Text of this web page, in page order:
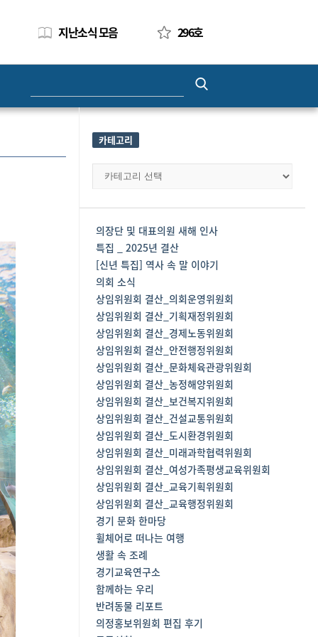
지난소식 모음 296호
카테고리
카
리
의장단 및 대표의원 새해 인사
특집 _ 2025년 결산
[신년 특집] 역사 속 말 이야기
의회 소식
상임위원회 결산_의회운영위원회
상임위원회 결산_기획재정위원회
상임위원회 결산_경제노동위원회
상임위원회 결산_안전행정위원회
상임위원회 결산_문화체육관광위원회
상임위원회 결산_농정해양위원회
상임위원회 결산_보건복지위원회
상임위원회 결산_건설교통위원회
상임위원회 결산_도시환경위원회
상임위원회 결산_미래과학협력위원회
상임위원회 결산_여성가족평생교육위원회
상임위원회 결산_교육기획위원회
상임위원회 결산_교육행정위원회
경기 문화 한마당
휠체어로 떠나는 여행
생활 속 조례
경기교육연구소
함께하는 우리
반려동물 리포트
의정홍보위원회 편집 후기